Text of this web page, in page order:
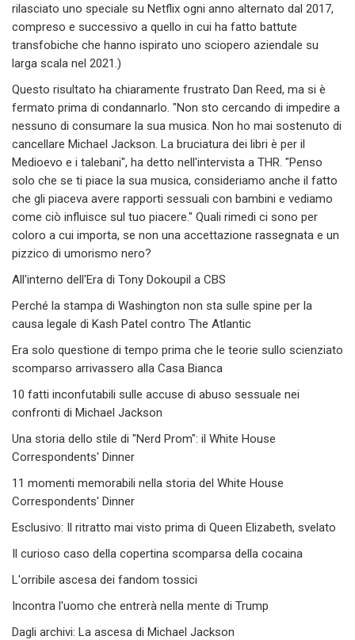
rilasciato uno speciale su Netflix ogni anno alternato dal 2017,
compreso e successivo a quello in cui ha fatto battute
transfobiche che hanno ispirato uno sciopero aziendale su
larga scala nel 2021.)
Questo risultato ha chiaramente frustrato Dan Reed, ma si è
fermato prima di condannarlo. "Non sto cercando di impedire a
nessuno di consumare la sua musica. Non ho mai sostenuto di
cancellare Michael Jackson. La bruciatura dei libri è per il
Medioevo e i talebani", ha detto nell'intervista a THR. "Penso
solo che se ti piace la sua musica, consideriamo anche il fatto
che gli piaceva avere rapporti sessuali con bambini e vediamo
come ciò influisce sul tuo piacere." Quali rimedi ci sono per
coloro a cui importa, se non una accettazione rassegnata e un
pizzico di umorismo nero?
All'interno dell'Era di Tony Dokoupil a CBS
Perché la stampa di Washington non sta sulle spine per la
causa legale di Kash Patel contro The Atlantic
Era solo questione di tempo prima che le teorie sullo scienziato
scomparso arrivassero alla Casa Bianca
10 fatti inconfutabili sulle accuse di abuso sessuale nei
confronti di Michael Jackson
Una storia dello stile di "Nerd Prom": il White House
Correspondents' Dinner
11 momenti memorabili nella storia del White House
Correspondents' Dinner
Esclusivo: Il ritratto mai visto prima di Queen Elizabeth, svelato
Il curioso caso della copertina scomparsa della cocaina
L'orribile ascesa dei fandom tossici
Incontra l'uomo che entrerà nella mente di Trump
Dagli archivi: La ascesa di Michael Jackson